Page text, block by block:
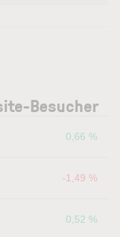
Besucher
0,66 %
-1,49 %
0,52 %